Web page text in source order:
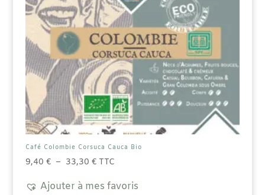
produit
Café Colombie Corsuca Cauca Bio
9,40 € – 33,30 €Plage
prix :
TTC
Ajouter à mes favoris